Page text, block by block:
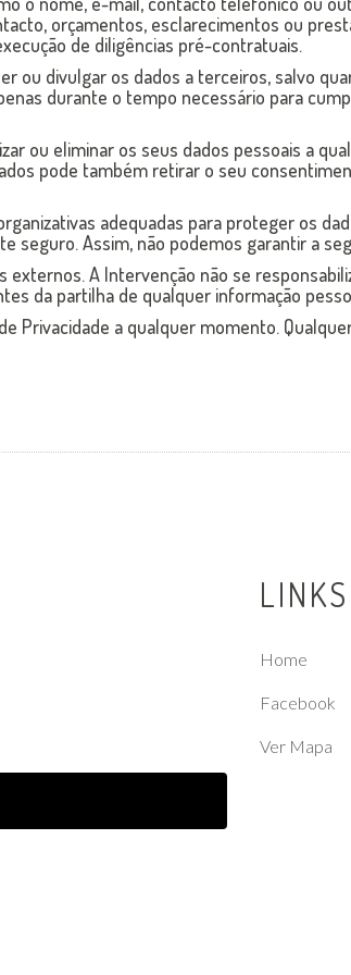
orçamentos, esclarecimentos ou
de diligências pré-contratuais.
ou divulgar os dados a terceiros, salvo
durante o tempo necessário para
ou eliminar os seus dados pessoais a
pode também retirar o seu
adequadas para proteger os
seguro. Assim, não podemos garantir a
A Intervenção não se
da partilha de qualquer informação
Privacidade a qualquer momento.
LINKS
Home
Facebook
Ver Mapa